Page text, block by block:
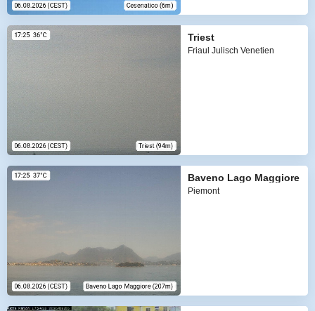
Triest
Friaul Julisch Venetien
Baveno Lago Maggiore
Piemont